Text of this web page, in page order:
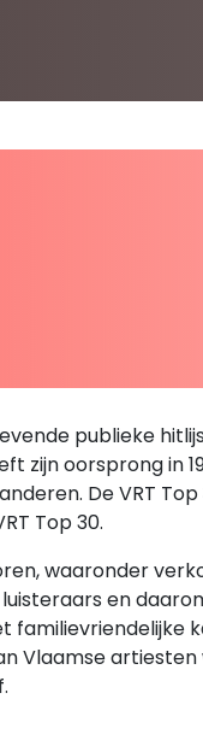
publieke
zijn oorsprong in
De VRT Top
Top 30.
waaronder
en
Vlaamse